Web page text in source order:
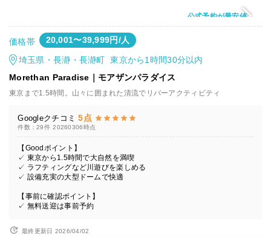
公式予約が最安値
価格帯 20,001〜39,999円/人
埼玉県・長瀞・長瀞町 東京から1時間30分以内
Morethan Paradise｜モアザンパラダイス
東京まで1.5時間。山々に囲まれた清流でリバーアクティビティ
Googleクチコミ 5点
件数：29件 20260306時点
【Goodポイント】
✓ 東京から1.5時間で大自然を満喫
✓ ラフティングなど川遊びを楽しめる
✓ 設備充実の大型ドームで快適
【事前に確認ポイント】
✓ 無料送迎は事前予約
最終更新日 2026/04/02